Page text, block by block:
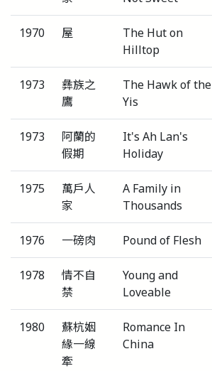
1970 屋
The Hut on
Hilltop
1973
彝族之
鷹
The Hawk of the
Yis
1973
阿蘭的
假期
It's Ah Lan's
Holiday
1975
萬戶人
家
A Family in
Thousands
1976 一磅肉 Pound of Flesh
1978
情不自
禁
Young and
Loveable
1980
蘇杭姻
緣一線
牽
Romance In
China